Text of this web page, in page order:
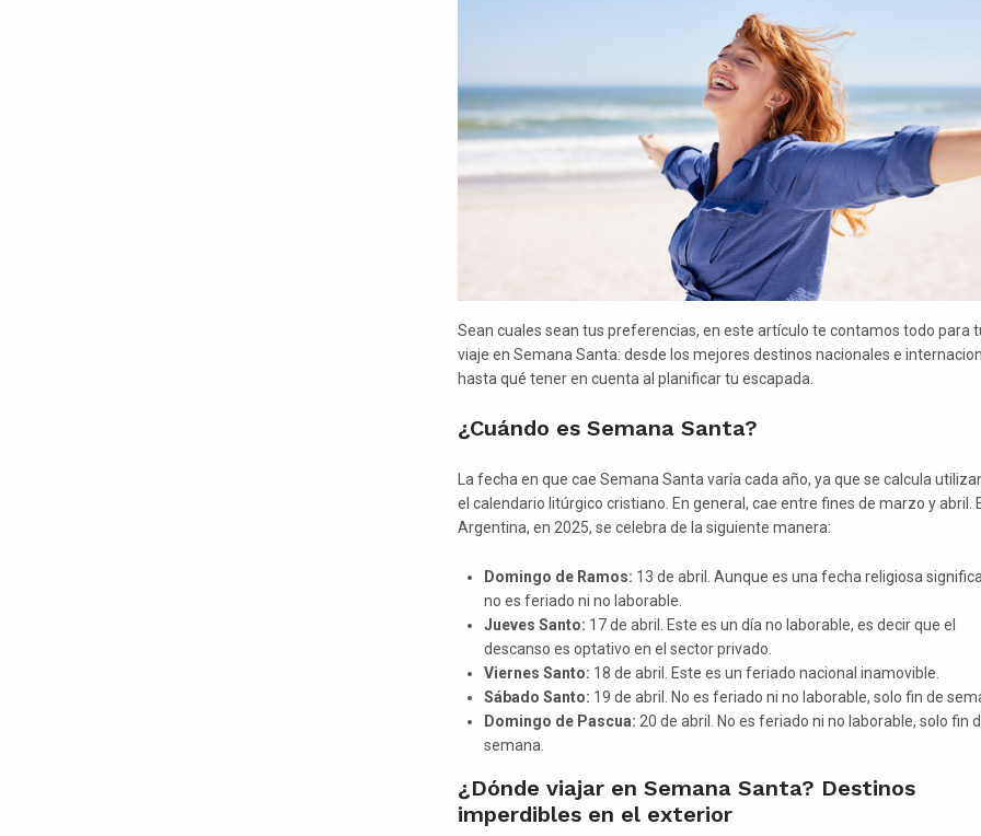
Sean cuales sean tus preferencias, en este artículo te contamos todo para
viaje en Semana Santa: desde los mejores destinos nacionales e
hasta qué tener en cuenta al planificar tu escapada.
¿Cuándo es Semana Santa?
La fecha en que cae Semana Santa varía cada año, ya que se calcula
el calendario litúrgico cristiano. En general, cae entre fines de marzo y abril.
Argentina, en 2025, se celebra de la siguiente manera:
Domingo de Ramos: 13 de abril. Aunque es una fecha religiosa
no es feriado ni no laborable.
Jueves Santo: 17 de abril. Este es un día no laborable, es decir que el
descanso es optativo en el sector privado.
Viernes Santo: 18 de abril. Este es un feriado nacional inamovible.
Sábado Santo: 19 de abril. No es feriado ni no laborable, solo fin de
Domingo de Pascua: 20 de abril. No es feriado ni no laborable, solo fin
semana.
¿Dónde viajar en Semana Santa? Destinos
imperdibles en el exterior